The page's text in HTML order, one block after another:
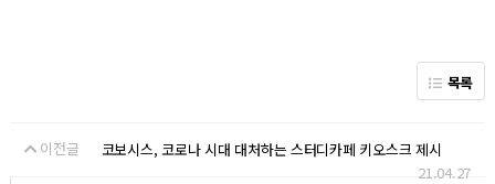
목록
이전글
코보시스, 코로나 시대 대처하는 스터디카페 키오스크 제시
21.04.27